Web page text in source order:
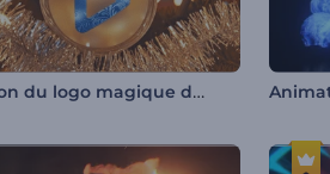
Révélation du logo magique du Père Noël